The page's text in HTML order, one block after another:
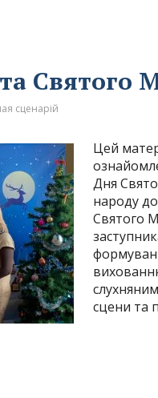
Святого
сценарій
Цей
Дня
народу
Святого
сцени та